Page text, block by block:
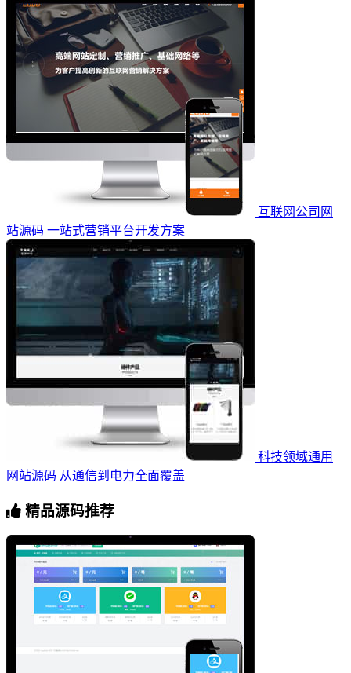
互联网公司网
站源码 一站式营销平台开发方案
科技领域通用
网站源码 从通信到电力全面覆盖
精品源码推荐